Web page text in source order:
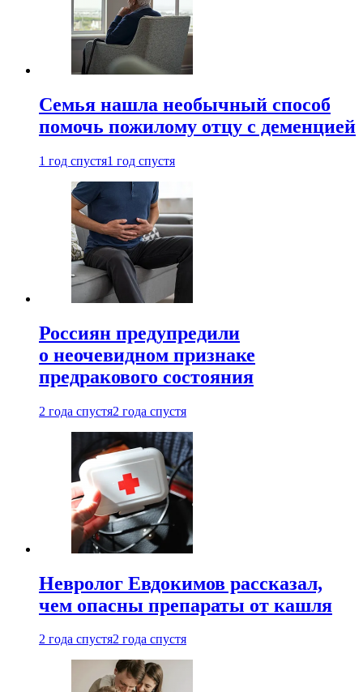
Семья нашла необычный способ
помочь пожилому отцу с деменцией
1 год спустя1 год спустя
Россиян предупредили
о неочевидном признаке
предракового состояния
2 года спустя2 года спустя
Невролог Евдокимов рассказал,
чем опасны препараты от кашля
2 года спустя2 года спустя